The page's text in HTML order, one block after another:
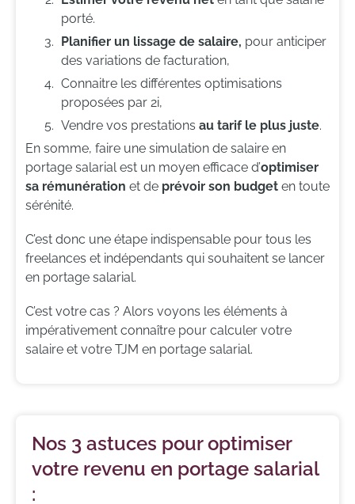
porté.
Planifier un lissage de salaire, pour anticiper
des variations de facturation,
Connaitre les différentes optimisations
proposées par 2i,
Vendre vos prestations au tarif le plus juste.
En somme, faire une simulation de salaire en
portage salarial est un moyen efficace d’optimiser
sa rémunération et de prévoir son budget en toute
sérénité.
C’est donc une étape indispensable pour tous les
freelances et indépendants qui souhaitent se lancer
en portage salarial.
C’est votre cas ? Alors voyons les éléments à
impérativement connaître pour calculer votre
salaire et votre TJM en portage salarial.
Nos 3 astuces pour optimiser
votre revenu en portage salarial
: